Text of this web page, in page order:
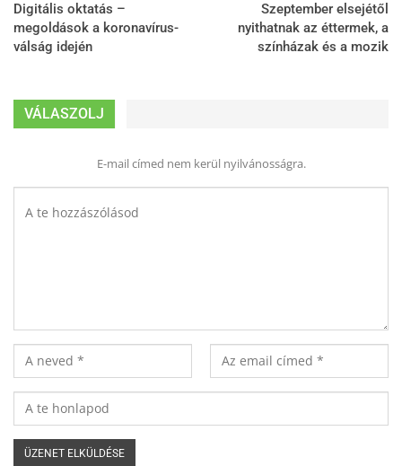
Digitális oktatás –
megoldások a koronavírus-
válság idején
Szeptember elsejétől
nyithatnak az éttermek, a
színházak és a mozik
VÁLASZOLJ
E-mail címed nem kerül nyilvánosságra.